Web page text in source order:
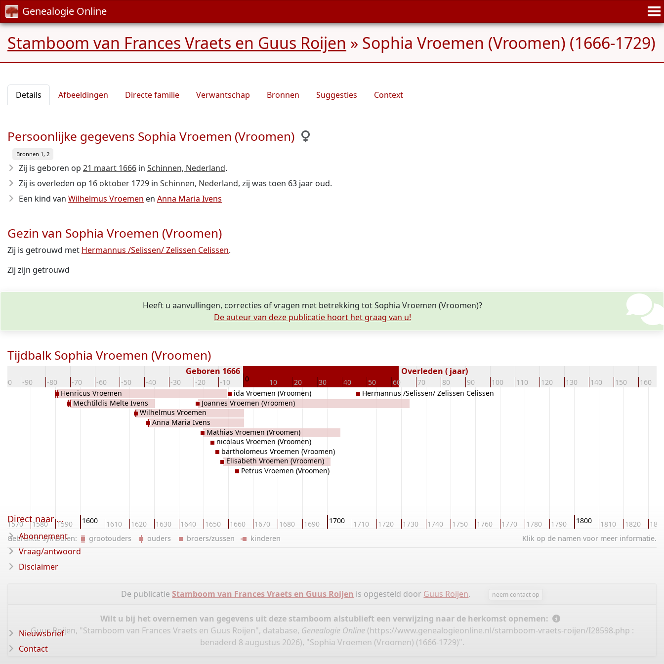
Genealogie Online
Stamboom van Frances Vraets en Guus Roijen » Sophia Vroemen (Vroomen) (1666-1729)
Details Afbeeldingen Directe familie Verwantschap Bronnen Suggesties Context
Persoonlijke gegevens Sophia Vroemen (Vroomen)
Bronnen 1, 2
Zij is geboren op 21 maart 1666 in Schinnen, Nederland.
Zij is overleden op 16 oktober 1729 in Schinnen, Nederland, zij was toen 63 jaar oud.
Een kind van Wilhelmus Vroemen en Anna Maria Ivens
Gezin van Sophia Vroemen (Vroomen)
Zij is getrouwd met Hermannus /Selissen/ Zelissen Celissen.
Zij zijn getrouwd
Heeft u aanvullingen, correcties of vragen met betrekking tot Sophia Vroemen (Vroomen)?
De auteur van deze publicatie hoort het graag van u!
Tijdbalk Sophia Vroemen (Vroomen)
-90 -80 -70 -60 -50 -40 -30 -20 -10 0 10 20 30 40 50 60 70 80 90 100 110 120 130 140 150 160
Geboren 1666 Overleden ( jaar)
1570 1580 1590 1600 1610 1620 1630 1640 1650 1660 1670 1680 1690 1700 1710 1720 1730 1740 1750 1760 1770 1780 1790 1800 1810 1820
Henricus Vroemen
Mechtildis Melte Ivens
Wilhelmus Vroemen
Anna Maria Ivens
Joannes Vroemen (Vroomen)
Mathias Vroemen (Vroomen)
nicolaus Vroemen (Vroomen)
bartholomeus Vroemen (Vroomen)
Elisabeth Vroemen (Vroomen)
ida Vroemen (Vroomen)
Petrus Vroemen (Vroomen)
Hermannus /Selissen/ Zelissen Celissen
Klik op de namen voor meer informatie.
Gebruikte symbolen: grootouders ouders broers/zussen kinderen
De publicatieStamboom van Frances Vraets en Guus Roijen is opgesteld door Guus Roijen. neem contact op
Wilt u bij het overnemen van gegevens uit deze stamboom alstublieft een verwijzing naar de herkomst opnemen:
Guus Roijen, "Stamboom van Frances Vraets en Guus Roijen", database, Genealogie Online (https://www.genealogieonline.nl/stamboom-vraets-roijen/I28598.php :
benaderd 8 augustus 2026), "Sophia Vroemen (Vroomen) (1666-1729)".
Direct naar ...
Abonnement
Vraag/antwoord
Disclaimer
Nieuwsbrief
Contact